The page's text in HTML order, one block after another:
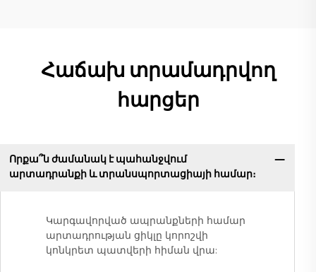
Հաճախ տրամադրվող
հարցեր
Որքա՞ն ժամանակ է պահանջվում
արտադրանքի և տրանսպորտացիայի համար։
Կարգավորված ապրանքների համար
արտադրության ցիկլը կորոշվի
կոնկրետ պատվերի հիման վրա: